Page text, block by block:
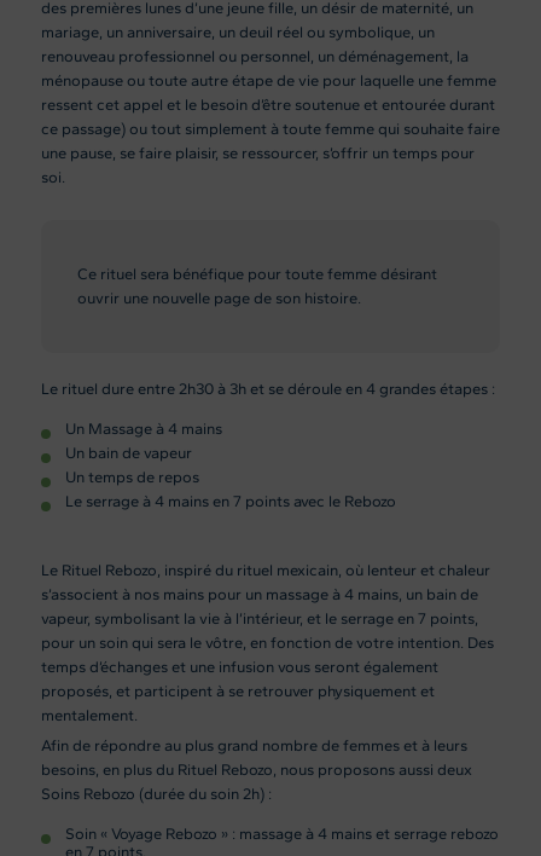
des premières lunes d’une jeune fille, un désir de maternité, un
mariage, un anniversaire, un deuil réel ou symbolique, un
renouveau professionnel ou personnel, un déménagement, la
ménopause ou toute autre étape de vie pour laquelle une femme
ressent cet appel et le besoin d’être soutenue et entourée durant
ce passage) ou tout simplement à toute femme qui souhaite faire
une pause, se faire plaisir, se ressourcer, s’offrir un temps pour
soi.
Ce rituel sera bénéfique pour toute femme désirant
ouvrir une nouvelle page de son histoire.
Le rituel dure entre 2h30 à 3h et se déroule en 4 grandes étapes :
Un Massage à 4 mains
Un bain de vapeur
Un temps de repos
Le serrage à 4 mains en 7 points avec le Rebozo
Le Rituel Rebozo, inspiré du rituel mexicain, où lenteur et chaleur
s’associent à nos mains pour un massage à 4 mains, un bain de
vapeur, symbolisant la vie à l’intérieur, et le serrage en 7 points,
pour un soin qui sera le vôtre, en fonction de votre intention. Des
temps d’échanges et une infusion vous seront également
proposés, et participent à se retrouver physiquement et
mentalement.
Afin de répondre au plus grand nombre de femmes et à leurs
besoins, en plus du Rituel Rebozo, nous proposons aussi deux
Soins Rebozo (durée du soin 2h) :
Soin « Voyage Rebozo » : massage à 4 mains et serrage rebozo
en 7 points.